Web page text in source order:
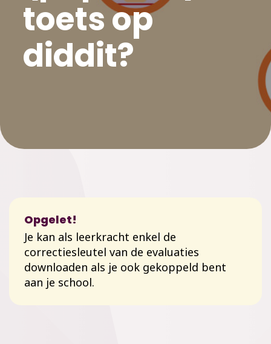
toets op
diddit?
Opgelet!
Je kan als leerkracht enkel de
correctiesleutel van de evaluaties
downloaden als je ook gekoppeld bent
aan je school.